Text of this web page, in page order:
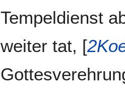
Tempeldienst
weiter tat, [